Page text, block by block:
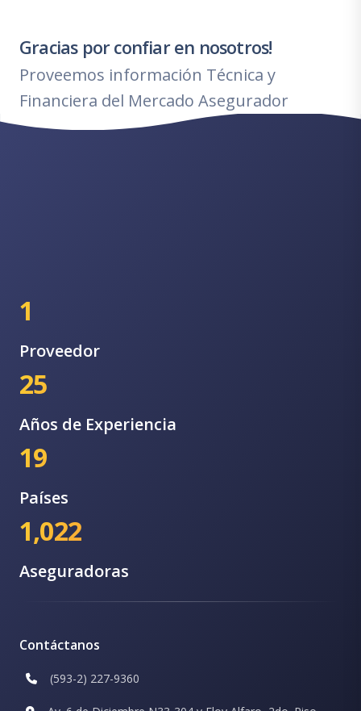
Gracias por confiar en nosotros!
Proveemos información Técnica y
Financiera del Mercado Asegurador
1
Proveedor
25
Años de Experiencia
19
Países
1,022
Aseguradoras
Contáctanos
(593-2) 227-9360